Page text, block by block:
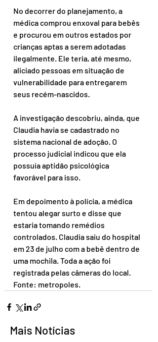
No decorrer do planejamento, a
médica comprou enxoval para bebês
e procurou em outros estados por
crianças aptas a serem adotadas
ilegalmente. Ele teria, até mesmo,
aliciado pessoas em situação de
vulnerabilidade para entregarem
seus recém-nascidos.
A investigação descobriu, ainda, que
Claudia havia se cadastrado no
sistema nacional de adoção. O
processo judicial indicou que ela
possuía aptidão psicológica
favorável para isso.
Em depoimento à polícia, a médica
tentou alegar surto e disse que
estaria tomando remédios
controlados. Claudia saiu do hospital
em 23 de julho com a bebê dentro de
uma mochila. Toda a ação foi
registrada pelas câmeras do local.
Fonte: metropoles.
Mais Notícias